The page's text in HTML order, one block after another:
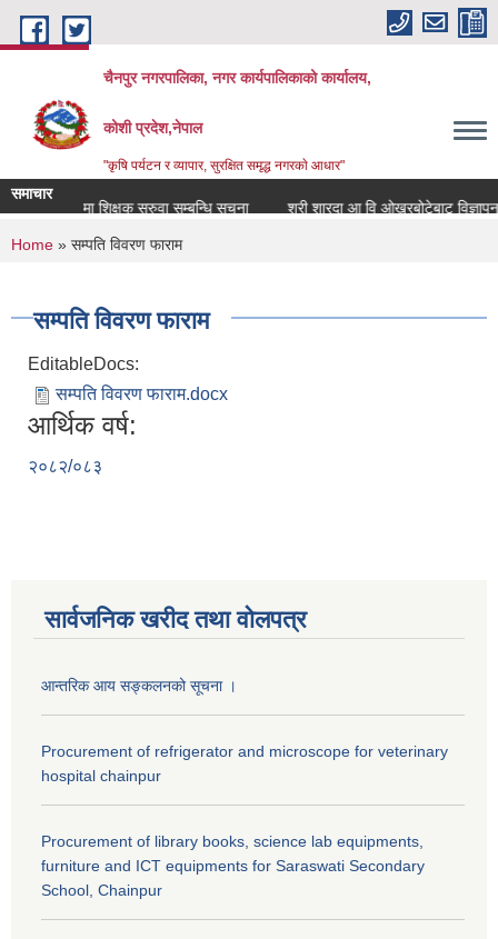
Skip to main content
चैनपुर नगरपालिका, नगर कार्यपालिकाको कार्यालय,
कोशी प्रदेश,नेपाल
"कृषि पर्यटन र व्यापार, सुरक्षित समृद्ध नगरकाे आधार"
समाचार
रिक्त पदमा शिक्षक सरुवा सम्बन्धि सूचना
श्री शारदा आ वि ओखरबोटेबाट विज्ञापन
You are here
Home » सम्पति विवरण फाराम
सम्पति विवरण फाराम
EditableDocs:
सम्पति विवरण फाराम.docx
आर्थिक वर्ष:
२०८२/०८३
सार्वजनिक खरीद तथा वाेलपत्र
आन्तरिक आय सङ्कलनको सूचना ।
Procurement of refrigerator and microscope for veterinary
hospital chainpur
Procurement of library books, science lab equipments,
furniture and ICT equipments for Saraswati Secondary
School, Chainpur